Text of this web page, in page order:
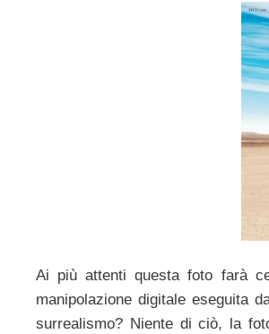
Ai più attenti questa foto farà
manipolazione digitale eseguita
surrealismo? Niente di ciò, la